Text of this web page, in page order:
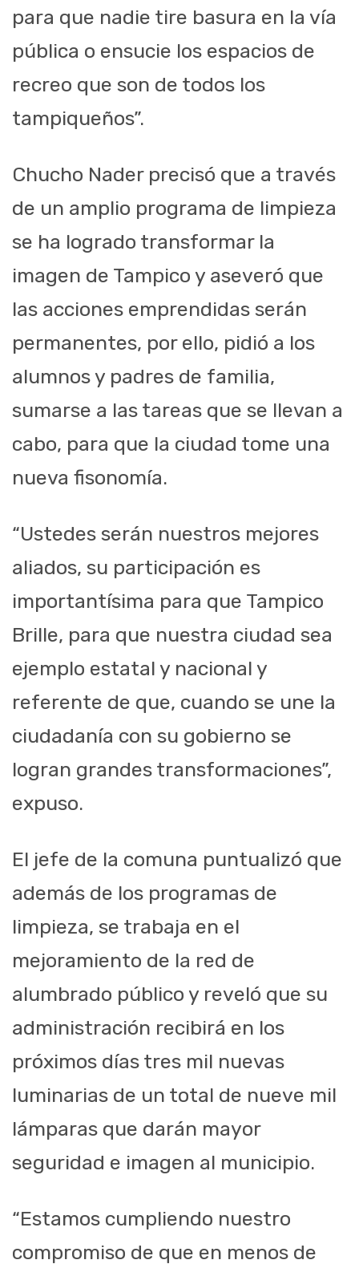
para que nadie tire basura en la vía
pública o ensucie los espacios de
recreo que son de todos los
tampiqueños”.
Chucho Nader precisó que a través
de un amplio programa de limpieza
se ha logrado transformar la
imagen de Tampico y aseveró que
las acciones emprendidas serán
permanentes, por ello, pidió a los
alumnos y padres de familia,
sumarse a las tareas que se llevan a
cabo, para que la ciudad tome una
nueva fisonomía.
“Ustedes serán nuestros mejores
aliados, su participación es
importantísima para que Tampico
Brille, para que nuestra ciudad sea
ejemplo estatal y nacional y
referente de que, cuando se une la
ciudadanía con su gobierno se
logran grandes transformaciones”,
expuso.
El jefe de la comuna puntualizó que
además de los programas de
limpieza, se trabaja en el
mejoramiento de la red de
alumbrado público y reveló que su
administración recibirá en los
próximos días tres mil nuevas
luminarias de un total de nueve mil
lámparas que darán mayor
seguridad e imagen al municipio.
“Estamos cumpliendo nuestro
compromiso de que en menos de